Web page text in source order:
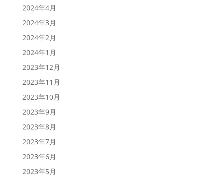
2024年4月
2024年3月
2024年2月
2024年1月
2023年12月
2023年11月
2023年10月
2023年9月
2023年8月
2023年7月
2023年6月
2023年5月